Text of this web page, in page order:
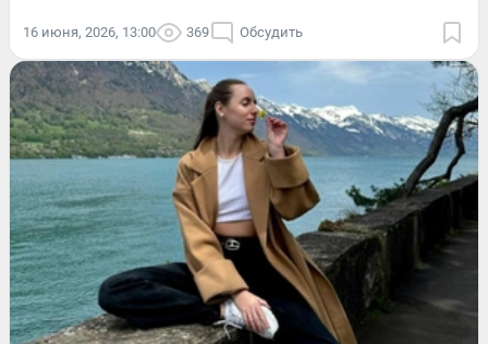
16 июня, 2026, 13:00 369 Обсудить